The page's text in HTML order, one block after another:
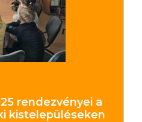
rendezvényei a
kistelepüléseken